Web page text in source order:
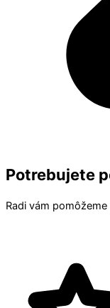
Potrebujete
Radi vám